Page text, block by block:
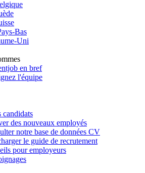
Bas
Uni
en bref
l'équipe
candidats
des nouveaux employés
notre base de données CV
le guide de recrutement
pour employeurs